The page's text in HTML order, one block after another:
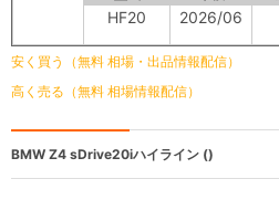
HF20 2026/06
安く買う（無料 相場・出品情報配信）
高く売る（無料 相場情報配信）
BMW Z4 sDrive20iハイライン ()